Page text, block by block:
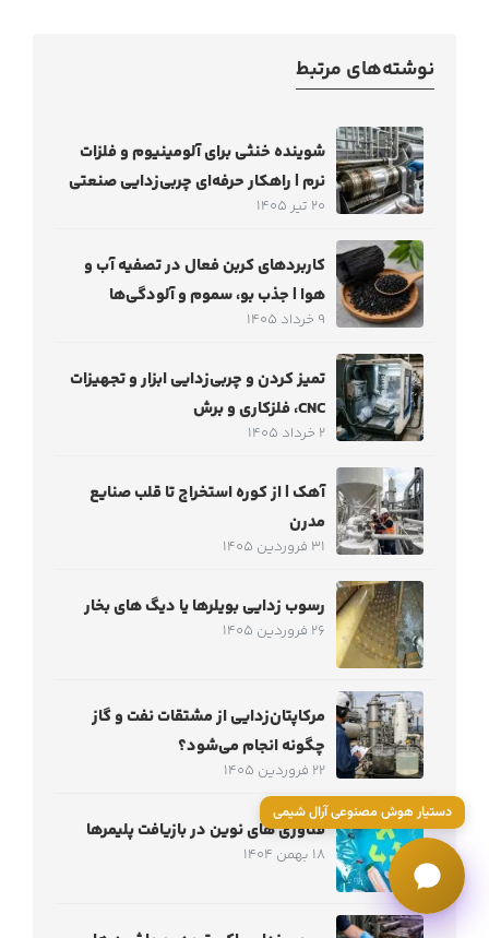
نوشته‌های مرتبط
شوینده خنثی برای آلومینیوم و فلزات
نرم | راهکار حرفه‌ای چربی‌زدایی صنعتی
20 تیر 1405
کاربردهای کربن فعال در تصفیه آب و
هوا | جذب بو، سموم و آلودگی‌ها
9 خرداد 1405
تمیز کردن و چربی‌زدایی ابزار و تجهیزات
CNC، فلزکاری و برش
2 خرداد 1405
آهک | از کوره استخراج تا قلب صنایع
مدرن
31 فروردین 1405
رسوب زدایی بویلرها یا دیگ های بخار
26 فروردین 1405
مرکاپتان‌زدایی از مشتقات نفت و گاز
چگونه انجام می‌شود؟
22 فروردین 1405
فناوری های نوین در بازیافت پلیمرها
18 بهمن 1404
دستیار هوش مصنوعی آرال شیمی